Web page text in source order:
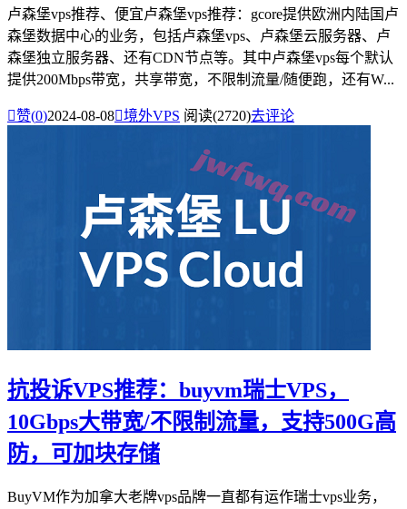
卢森堡vps推荐、便宜卢森堡vps推荐：gcore提供欧洲内陆国卢
森堡数据中心的业务，包括卢森堡vps、卢森堡云服务器、卢
森堡独立服务器、还有CDN节点等。其中卢森堡vps每个默认
提供200Mbps带宽，共享带宽，不限制流量/随便跑，还有W...
赞(0)2024-08-08境外VPS 阅读(2720)去评论
抗投诉VPS推荐：buyvm瑞士VPS，
10Gbps大带宽/不限制流量，支持500G高
防，可加块存储
BuyVM作为加拿大老牌vps品牌一直都有运作瑞士vps业务，